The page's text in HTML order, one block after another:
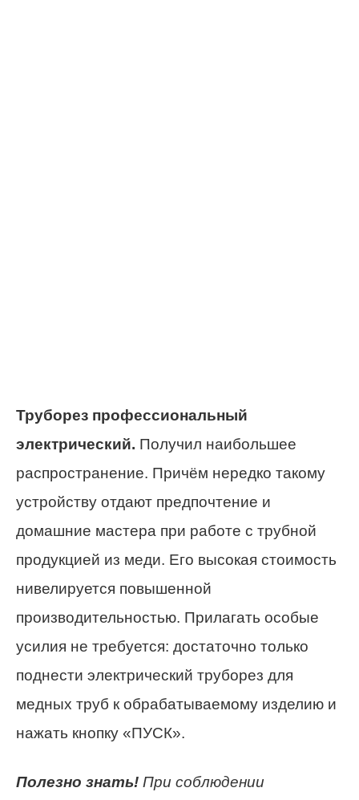
Труборез профессиональный
электрический. Получил наибольшее
распространение. Причём нередко такому
устройству отдают предпочтение и
домашние мастера при работе с трубной
продукцией из меди. Его высокая стоимость
нивелируется повышенной
производительностью. Прилагать особые
усилия не требуется: достаточно только
поднести электрический труборез для
медных труб к обрабатываемому изделию и
нажать кнопку «ПУСК».
Полезно знать! При соблюдении